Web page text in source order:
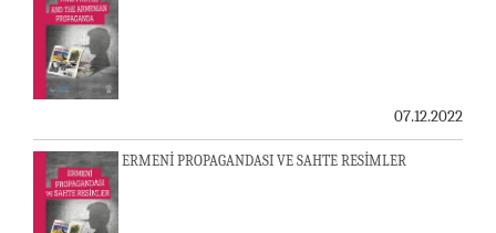
07.12.2022
ERMENİ PROPAGANDASI VE SAHTE RESİMLER